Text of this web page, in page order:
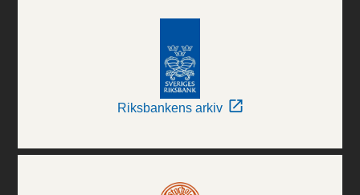
Riksbankens arkiv